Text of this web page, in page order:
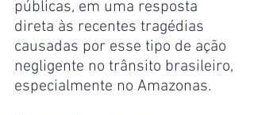
públicas, em uma resposta
direta às recentes tragédias
causadas por esse tipo de ação
negligente no trânsito brasileiro,
especialmente no Amazonas.